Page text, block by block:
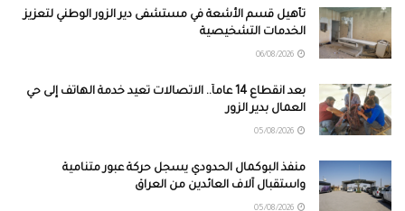
تأهيل قسم الأشعة في مستشفى دير الزور الوطني لتعزيز
الخدمات التشخيصية
بعد انقطاع 14 عاماً.. الاتصالات تعيد خدمة الهاتف إلى حي
العمال بدير الزور
منفذ البوكمال الحدودي يسجل حركة عبور متنامية
واستقبال آلاف العائدين من العراق